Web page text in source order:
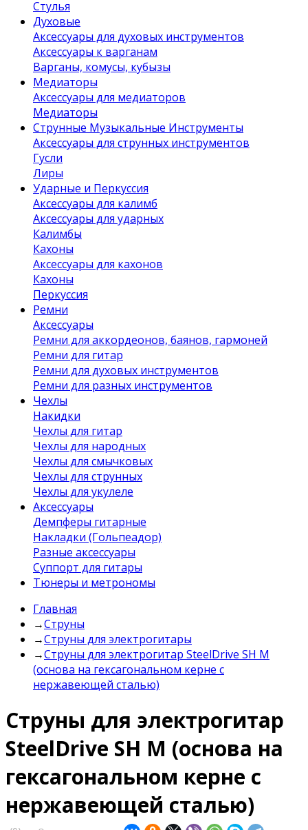
Стулья
Духовые
Аксессуары для духовых инструментов
Аксессуары к варганам
Варганы, комусы, кубызы
Медиаторы
Аксессуары для медиаторов
Медиаторы
Струнные Музыкальные Инструменты
Аксессуары для струнных инструментов
Гусли
Лиры
Ударные и Перкуссия
Аксессуары для калимб
Аксессуары для ударных
Калимбы
Кахоны
Аксессуары для кахонов
Кахоны
Перкуссия
Ремни
Аксессуары
Ремни для аккордеонов, баянов, гармоней
Ремни для гитар
Ремни для духовых инструментов
Ремни для разных инструментов
Чехлы
Накидки
Чехлы для гитар
Чехлы для народных
Чехлы для смычковых
Чехлы для струнных
Чехлы для укулеле
Аксессуары
Демпферы гитарные
Накладки (Гольпеадор)
Разные аксессуары
Суппорт для гитары
Тюнеры и метрономы
Главная
→Струны
→Струны для электрогитары
→Струны для электрогитар SteelDrive SH M
(основа на гексагональном керне с
нержавеющей сталью)
Струны для электрогитар
SteelDrive SH M (основа на
гексагональном керне с
нержавеющей сталью)